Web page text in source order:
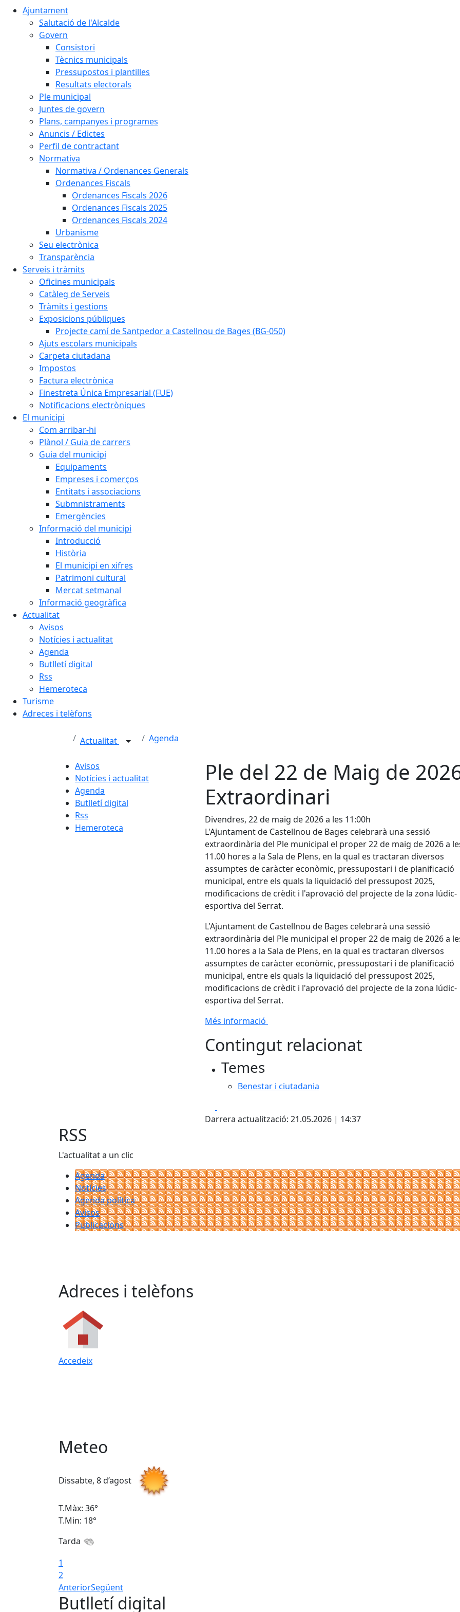
Ajuntament
Salutació de l'Alcalde
Govern
Consistori
Tècnics municipals
Pressupostos i plantilles
Resultats electorals
Ple municipal
Juntes de govern
Plans, campanyes i programes
Anuncis / Edictes
Perfil de contractant
Normativa
Normativa / Ordenances Generals
Ordenances Fiscals
Ordenances Fiscals 2026
Ordenances Fiscals 2025
Ordenances Fiscals 2024
Urbanisme
Seu electrònica
Transparència
Serveis i tràmits
Oficines municipals
Catàleg de Serveis
Tràmits i gestions
Exposicions públiques
Projecte camí de Santpedor a Castellnou de Bages (BG-050)
Ajuts escolars municipals
Carpeta ciutadana
Impostos
Factura electrònica
Finestreta Única Empresarial (FUE)
Notificacions electròniques
El municipi
Com arribar-hi
Plànol / Guia de carrers
Guia del municipi
Equipaments
Empreses i comerços
Entitats i associacions
Submnistraments
Emergències
Informació del municipi
Introducció
Història
El municipi en xifres
Patrimoni cultural
Mercat setmanal
Informació geogràfica
Actualitat
Avisos
Notícies i actualitat
Agenda
Butlletí digital
Rss
Hemeroteca
Turisme
Adreces i telèfons
Actualitat Agenda
Avisos
Notícies i actualitat
Agenda
Butlletí digital
Rss
Hemeroteca
Ple del 22 de Maig de
Extraordinari
Divendres, 22 de maig de 2026 a les 11:00h
L'Ajuntament de Castellnou de Bages celebrarà una sessió
extraordinària del Ple municipal el proper 22 de maig de 2026 a
11.00 hores a la Sala de Plens, en la qual es tractaran diversos
assumptes de caràcter econòmic, pressupostari i de planificació
municipal, entre els quals la liquidació del pressupost 2025,
modificacions de crèdit i l'aprovació del projecte de la zona lúdic-
esportiva del Serrat.
L'Ajuntament de Castellnou de Bages celebrarà una sessió
extraordinària del Ple municipal el proper 22 de maig de 2026 a
11.00 hores a la Sala de Plens, en la qual es tractaran diversos
assumptes de caràcter econòmic, pressupostari i de planificació
municipal, entre els quals la liquidació del pressupost 2025,
modificacions de crèdit i l'aprovació del projecte de la zona lúdic-
esportiva del Serrat.
Més informació
Contingut relacionat
Temes
Benestar i ciutadania
Darrera actualització: 21.05.2026 | 14:37
RSS
L'actualitat a un clic
Agenda
Notícies
Agenda política
Avisos
Publicacions
Adreces i telèfons
Accedeix
Meteo
Dissabte, 8 d’agost
T.Màx: 36°
T.Min: 18°
Tarda
1
2
AnteriorSegüent
Butlletí digital